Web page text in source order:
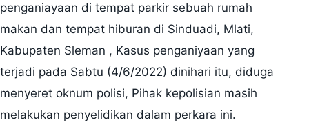
penganiayaan di tempat parkir sebuah rumah
makan dan tempat hiburan di Sinduadi, Mlati,
Kabupaten Sleman , Kasus penganiyaan yang
terjadi pada Sabtu (4/6/2022) dinihari itu, diduga
menyeret oknum polisi, Pihak kepolisian masih
melakukan penyelidikan dalam perkara ini.